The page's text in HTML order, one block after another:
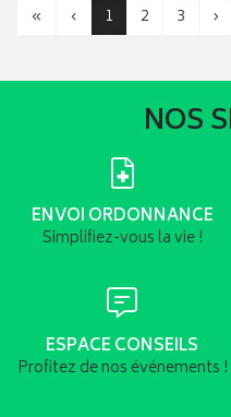
« ‹ 1 2 3 ›
NOS
ENVOI ORDONNANCE
Simplifiez-vous la vie !
ESPACE CONSEILS
Profitez de nos événements !